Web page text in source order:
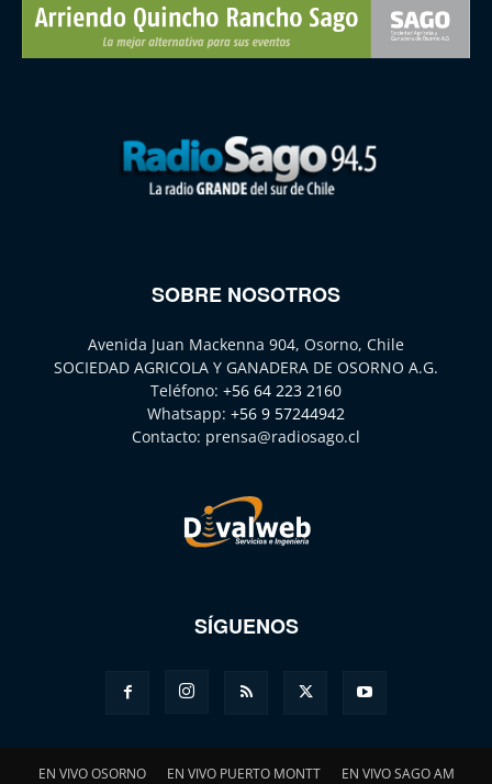
SOBRE NOSOTROS
Avenida Juan Mackenna 904, Osorno, Chile
SOCIEDAD AGRICOLA Y GANADERA DE OSORNO A.G.
Teléfono: +56 64 223 2160
Whatsapp: +56 9 57244942
Contacto: prensa@radiosago.cl
SÍGUENOS
EN VIVO OSORNO EN VIVO PUERTO MONTT EN VIVO SAGO AM